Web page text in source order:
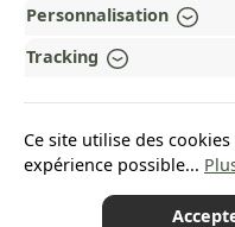
POURQUOI
OUR COMMUNITIES
Personnalisation
Tracking
Ce site utilise des
expérience possible...